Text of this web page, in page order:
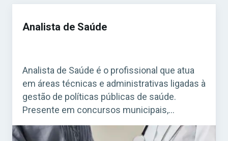
Analista de Saúde
Analista de Saúde é o profissional que atua
em áreas técnicas e administrativas ligadas à
gestão de políticas públicas de saúde.
Presente em concursos municipais,
estaduais e federais, é um cargo de nível
superior bastante procurado por quem